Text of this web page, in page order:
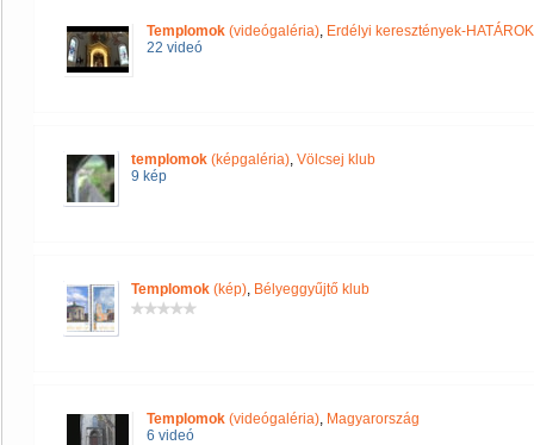
Templomok (videógaléria), Erdélyi keresztények-
22 videó
templomok (képgaléria), Völcsej klub
9 kép
Templomok (kép), Bélyeggyűjtő klub
Templomok (videógaléria), Magyarország
6 videó